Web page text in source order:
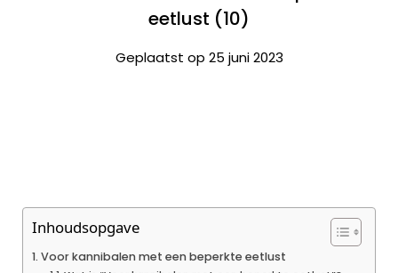
eetlust (10)
Geplaatst op 25 juni 2023
Inhoudsopgave
Voor kannibalen met een beperkte eetlust